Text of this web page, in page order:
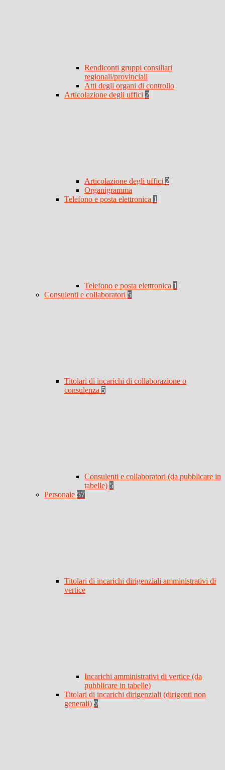
Rendiconti gruppi consiliari
regionali/provinciali
Atti degli organi di controllo
Articolazione degli uffici 2
Articolazione degli uffici 2
Organigramma
Telefono e posta elettronica 1
Telefono e posta elettronica 1
Consulenti e collaboratori 5
Titolari di incarichi di collaborazione o
consulenza 5
Consulenti e collaboratori (da pubblicare in
tabelle) 5
Personale 57
Titolari di incarichi dirigenziali amministrativi di
vertice
Incarichi amministrativi di vertice (da
pubblicare in tabelle)
Titolari di incarichi dirigenziali (dirigenti non
generali) 9